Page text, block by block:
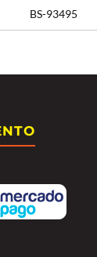
BS-93495